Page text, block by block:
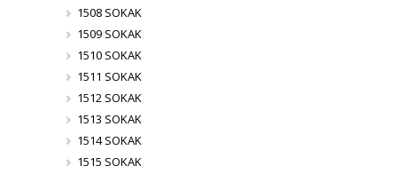
1508 SOKAK
1509 SOKAK
1510 SOKAK
1511 SOKAK
1512 SOKAK
1513 SOKAK
1514 SOKAK
1515 SOKAK